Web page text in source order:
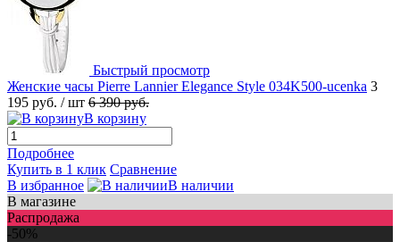
Быстрый просмотр
Женские часы Pierre Lannier Elegance Style 034K500-ucenka 3
195 руб. / шт 6 390 руб.
В корзину
Подробнее
Купить в 1 клик Сравнение
В избранное
В наличии
В магазине
Распродажа
-50%